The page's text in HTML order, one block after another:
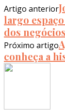
Artigo anterior
largo
dos
Próximo artigo
conheça a